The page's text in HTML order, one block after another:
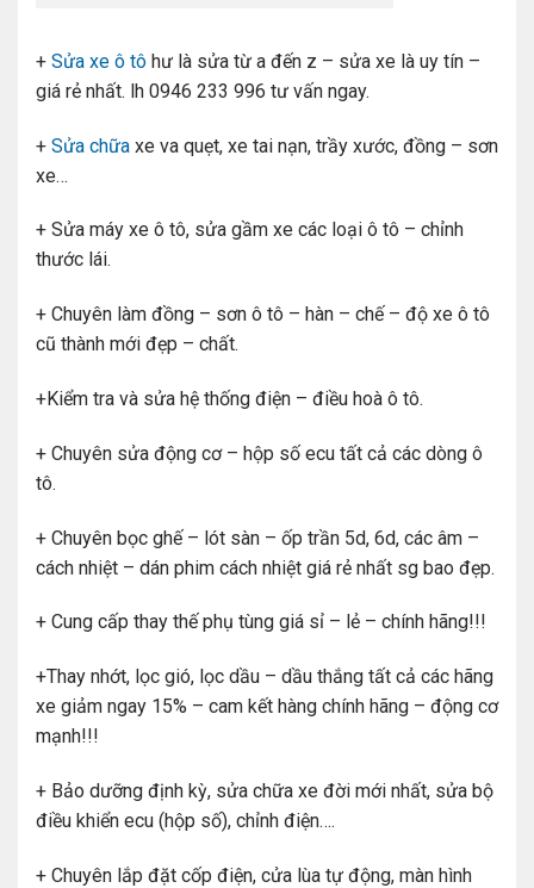
+ Sửa xe ô tô hư là sửa từ a đến z – sửa xe là uy tín –
giá rẻ nhất. lh 0946 233 996 tư vấn ngay.
+ Sửa chữa xe va quẹt, xe tai nạn, trầy xước, đồng – sơn
xe…
+ Sửa máy xe ô tô, sửa gầm xe các loại ô tô – chỉnh
thước lái.
+ Chuyên làm đồng – sơn ô tô – hàn – chế – độ xe ô tô
cũ thành mới đẹp – chất.
+Kiểm tra và sửa hệ thống điện – điều hoà ô tô.
+ Chuyên sửa động cơ – hộp số ecu tất cả các dòng ô
tô.
+ Chuyên bọc ghế – lót sàn – ốp trần 5d, 6d, các âm –
cách nhiệt – dán phim cách nhiệt giá rẻ nhất sg bao đẹp.
+ Cung cấp thay thế phụ tùng giá sỉ – lẻ – chính hãng!!!
+Thay nhớt, lọc gió, lọc dầu – dầu thắng tất cả các hãng
xe giảm ngay 15% – cam kết hàng chính hãng – động cơ
mạnh!!!
+ Bảo dưỡng định kỳ, sửa chữa xe đời mới nhất, sửa bộ
điều khiển ecu (hộp số), chỉnh điện….
+ Chuyên lắp đặt cốp điện, cửa lùa tự động, màn hình